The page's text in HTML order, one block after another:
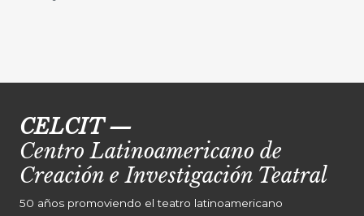
CELCIT—
Centro Latinoamericano de
Creación e Investigación Teatral
50 años promoviendo el teatro latinoamericano